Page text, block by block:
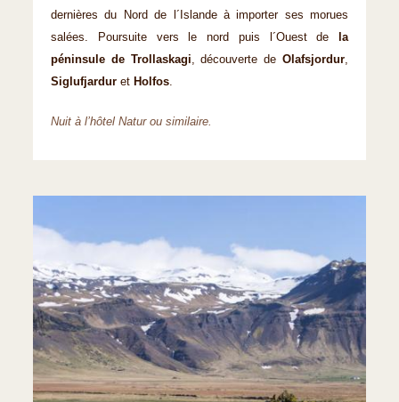
dernières du Nord de l´Islande à importer ses morues
salées. Poursuite vers le nord puis l´Ouest de
la
péninsule de Trollaskagi, découverte deOlafsjordur,
Siglufjardur et Holfos.
Nuit à l’hôtel Natur ou similaire.